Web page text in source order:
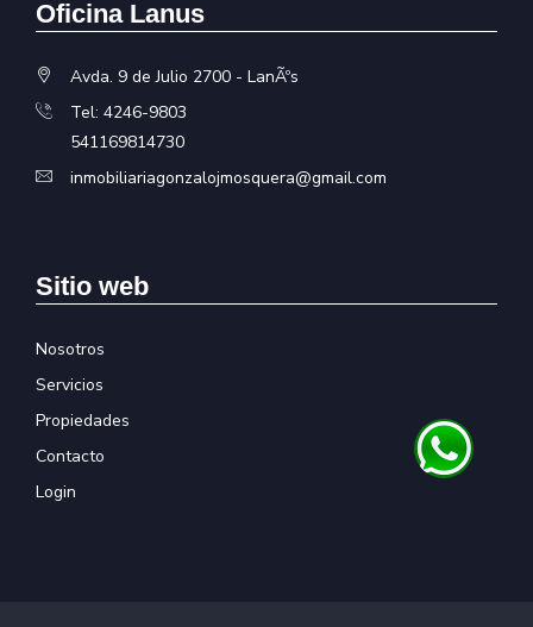
Oficina Lanus
Avda. 9 de Julio 2700 - LanÃºs
Tel: 4246-9803
541169814730
inmobiliariagonzalojmosquera@gmail.com
Sitio web
Nosotros
Servicios
Propiedades
Contacto
Login